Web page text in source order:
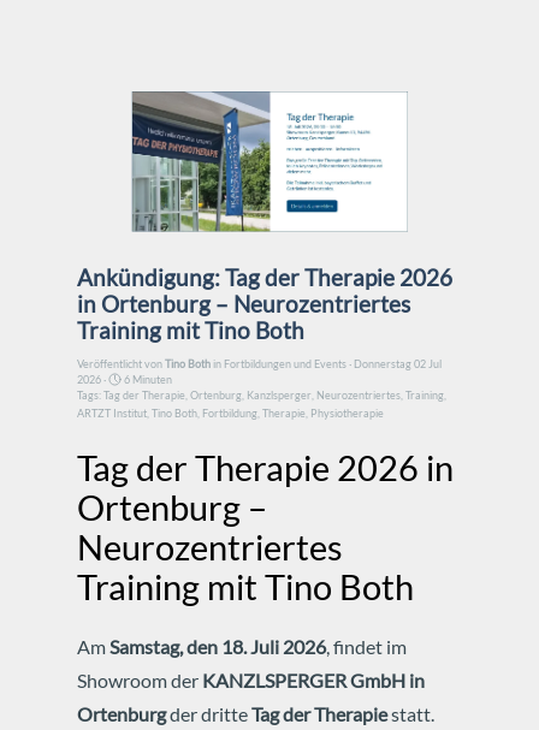
Ankündigung: Tag der Therapie 2026
in Ortenburg – Neurozentriertes
Training mit Tino Both
Veröffentlicht vonTino Both in Fortbildungen und Events· Donnerstag 02 Jul
2026 ·
6 Minuten
Tags:Tag der Therapie Ortenburg Kanzlsperger Neurozentriertes Training
ARTZT Institut Tino Both Fortbildung Therapie Physiotherapie
Tag der Therapie 2026 in
Ortenburg –
Neurozentriertes
Training mit Tino Both
AmSamstag, den 18. Juli 2026, findet im
Showroom der KANZLSPERGER GmbH in
Ortenburgder dritteTag der Therapiestatt.